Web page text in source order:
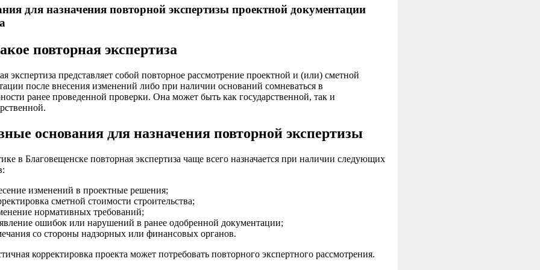
для назначения повторной экспертизы проектной документации
повторная экспертиза
экспертиза представляет собой повторное рассмотрение проектной и (или) сметной
после внесения изменений либо при наличии оснований сомневаться в
ранее проведенной проверки. Она может быть как государственной, так и
основания для назначения повторной экспертизы
в Благовещенске повторная экспертиза чаще всего назначается при наличии следующих
изменений в проектные решения;
сметной стоимости строительства;
нормативных требований;
ошибок или нарушений в ранее одобренной документации;
со стороны надзорных или финансовых органов.
корректировка проекта может потребовать повторного экспертного рассмотрения.